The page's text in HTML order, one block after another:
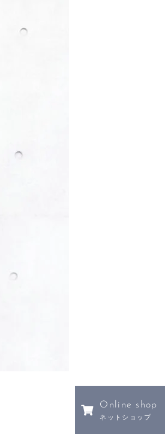
Online shop
ネットショップ